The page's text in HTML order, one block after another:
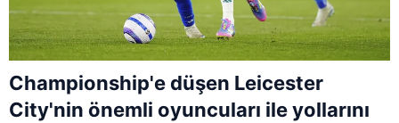
Championship'e düşen Leicester
City'nin önemli oyuncuları ile yollarını